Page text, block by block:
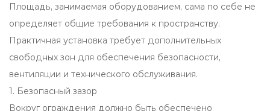
Площадь, занимаемая оборудованием, сама по себе не
определяет общие требования к пространству.
Практичная установка требует дополнительных
свободных зон для обеспечения безопасности,
вентиляции и технического обслуживания.
1. Безопасный зазор
Вокруг ограждения должно быть обеспечено